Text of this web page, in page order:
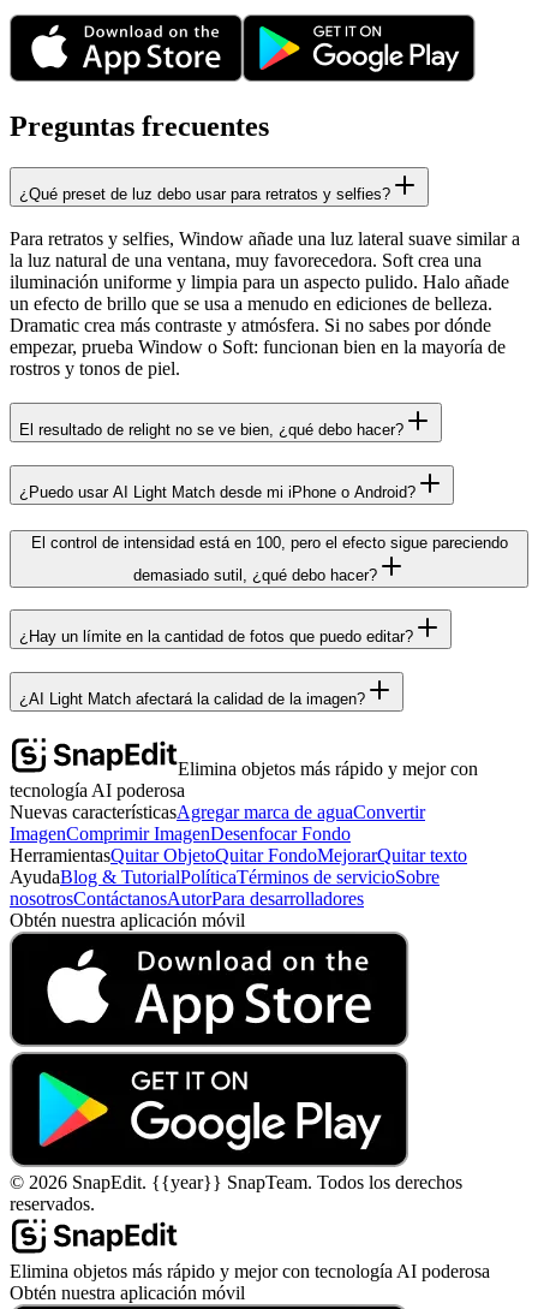
Preguntas frecuentes
¿Qué preset de luz debo usar para retratos y selfies?
Para retratos y selfies, Window añade una luz lateral suave similar a
la luz natural de una ventana, muy favorecedora. Soft crea una
iluminación uniforme y limpia para un aspecto pulido. Halo añade
un efecto de brillo que se usa a menudo en ediciones de belleza.
Dramatic crea más contraste y atmósfera. Si no sabes por dónde
empezar, prueba Window o Soft: funcionan bien en la mayoría de
rostros y tonos de piel.
El resultado de relight no se ve bien, ¿qué debo hacer?
¿Puedo usar AI Light Match desde mi iPhone o Android?
El control de intensidad está en 100, pero el efecto sigue pareciendo
demasiado sutil, ¿qué debo hacer?
¿Hay un límite en la cantidad de fotos que puedo editar?
¿AI Light Match afectará la calidad de la imagen?
Elimina objetos más rápido y mejor con
tecnología AI poderosa
Nuevas característicasAgregar marca de aguaConvertir
ImagenComprimir ImagenDesenfocar Fondo
HerramientasQuitar ObjetoQuitar FondoMejorarQuitar texto
AyudaBlog & TutorialPolíticaTérminos de servicioSobre
nosotrosContáctanosAutorPara desarrolladores
Obtén nuestra aplicación móvil
© 2026 SnapEdit. {{year}} SnapTeam. Todos los derechos
reservados.
Elimina objetos más rápido y mejor con tecnología AI poderosa
Obtén nuestra aplicación móvil